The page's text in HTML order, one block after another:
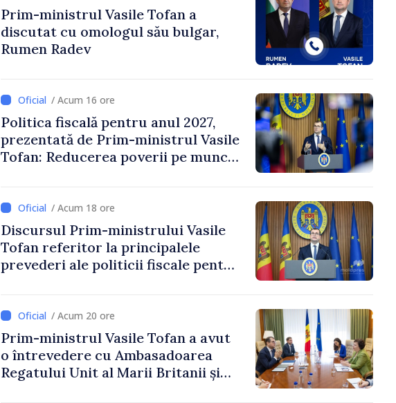
Prim-ministrul Vasile Tofan a
discutat cu omologul său bulgar,
Rumen Radev
/ Acum 16 ore
Politica fiscală pentru anul 2027,
prezentată de Prim-ministrul Vasile
Tofan: Reducerea poverii pe muncă,
/ Acum 18 ore
Discursul Prim-ministrului Vasile
Tofan referitor la principalele
prevederi ale politicii fiscale pentru
/ Acum 20 ore
Prim-ministrul Vasile Tofan a avut
o întrevedere cu Ambasadoarea
Regatului Unit al Marii Britanii și